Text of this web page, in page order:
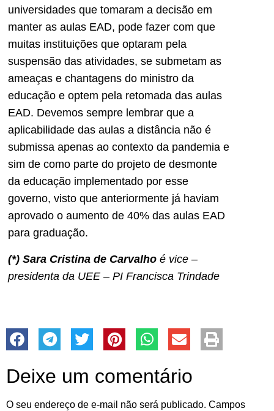
universidades que tomaram a decisão em
manter as aulas EAD, pode fazer com que
muitas instituições que optaram pela
suspensão das atividades, se submetam as
ameaças e chantagens do ministro da
educação e optem pela retomada das aulas
EAD. Devemos sempre lembrar que a
aplicabilidade das aulas a distância não é
submissa apenas ao contexto da pandemia e
sim de como parte do projeto de desmonte
da educação implementado por esse
governo, visto que anteriormente já haviam
aprovado o aumento de 40% das aulas EAD
para graduação.
(*) Sara Cristina de Carvalho é vice –
presidenta da UEE – PI Francisca Trindade
Deixe um comentário
O seu endereço de e-mail não será publicado. Campos